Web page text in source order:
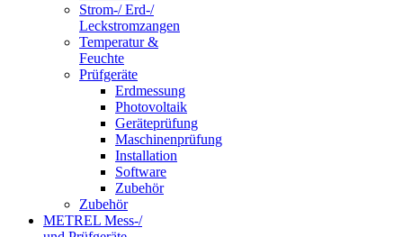
Strom-/ Erd-/
Leckstromzangen
Temperatur &
Feuchte
Prüfgeräte
Erdmessung
Photovoltaik
Geräteprüfung
Maschinenprüfung
Installation
Software
Zubehör
Zubehör
METREL Mess-/